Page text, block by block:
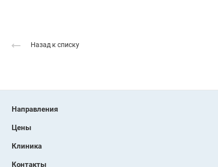
Назад к списку
Направления
Цены
Клиника
Контакты